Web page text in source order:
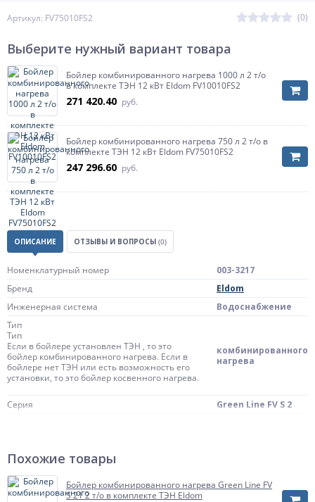
Артикул: FV75010FS2 (0)
Выберите нужный вариант товара
Бойлер комбинированного нагрева 1000 л 2 т/о
в комплекте ТЭН 12 кВт Eldom FV10010FS2
271 420.40 руб.
Бойлер комбинированного нагрева 750 л 2 т/о в
комплекте ТЭН 12 кВт Eldom FV75010FS2
247 296.60 руб.
ОПИСАНИЕ ОТЗЫВЫ И ВОПРОСЫ (0)
Номенклатурный номер
003-3217
Бренд
Eldom
Инженерная система
Водоснабжение
Тип
Тип
Если в бойлере установлен ТЭН , то это
бойлер комбинированного нагрева. Если в
бойлере нет ТЭН или есть возможность его
установки, то это бойлер косвенного нагрева.
комбинированного
нагрева
Серия
Green Line FV S 2
Рециркуляция
Указывает наличие присоединения линии
рециркуляции.
есть
Похожие товары
Бойлер комбинированного нагрева Green Line FV
S 21 2 т/о в комплекте ТЭН Eldom